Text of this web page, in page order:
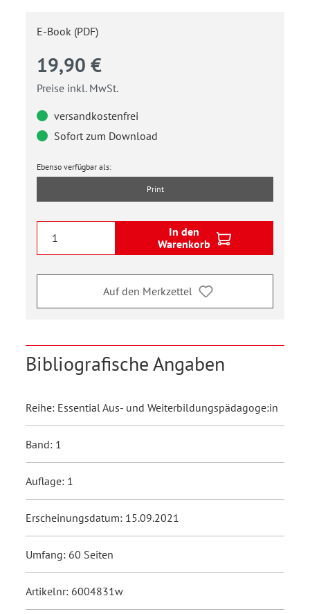
E-Book (PDF)
19,90 €
Preise inkl. MwSt.
versandkostenfrei
Sofort zum Download
Ebenso verfügbar als:
Print
In den
Warenkorb
Auf den Merkzettel
Bibliografische Angaben
Reihe: Essential Aus- und Weiterbildungspädagoge:in
Band: 1
Auflage: 1
Erscheinungsdatum: 15.09.2021
Umfang: 60 Seiten
Artikelnr: 6004831w